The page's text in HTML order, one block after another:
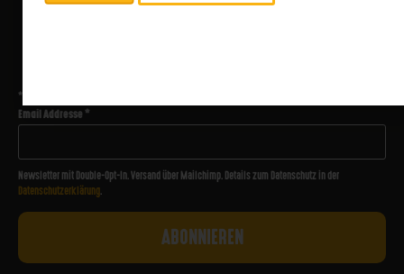
*
Email Addresse*
Newsletter mit Double-Opt-In. Versand über Mailchimp. Details zum Datenschutz in der
Datenschutzerklärung.